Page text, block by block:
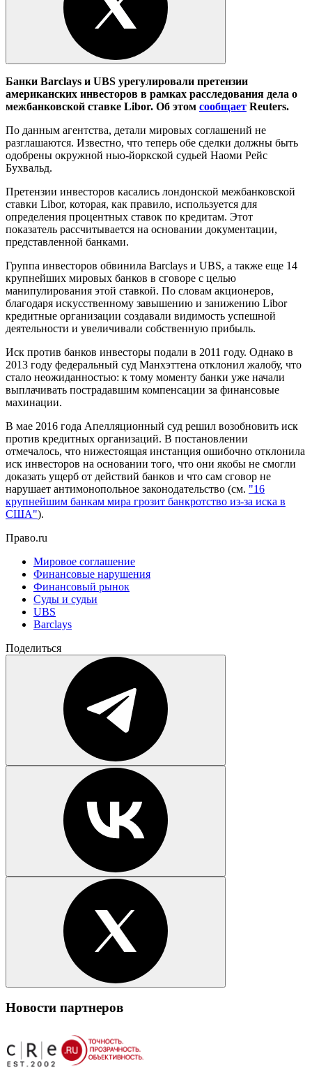
Банки Barclays и UBS урегулировали претензии
американских инвесторов в рамках расследования дела о
межбанковской ставке Libor. Об этом сообщает Reuters.
По данным агентства, детали мировых соглашений не
разглашаются. Известно, что теперь обе сделки должны быть
одобрены окружной нью-йоркской судьей Наоми Рейс
Бухвальд.
Претензии инвесторов касались лондонской межбанковской
ставки Libor, которая, как правило, используется для
определения процентных ставок по кредитам. Этот
показатель рассчитывается на основании документации,
представленной банками.
Группа инвесторов обвинила Barclays и UBS, а также еще 14
крупнейших мировых банков в сговоре с целью
манипулирования этой ставкой. По словам акционеров,
благодаря искусственному завышению и занижению Libor
кредитные организации создавали видимость успешной
деятельности и увеличивали собственную прибыль.
Иск против банков инвесторы подали в 2011 году. Однако в
2013 году федеральный суд Манхэттена отклонил жалобу, что
стало неожиданностью: к тому моменту банки уже начали
выплачивать пострадавшим компенсации за финансовые
махинации.
В мае 2016 года Апелляционный суд решил возобновить иск
против кредитных организаций. В постановлении
отмечалось, что нижестоящая инстанция ошибочно отклонила
иск инвесторов на основании того, что они якобы не смогли
доказать ущерб от действий банков и что сам сговор не
нарушает антимонопольное законодательство (см. "16
крупнейшим банкам мира грозит банкротство из-за иска в
США").
Право.ru
Мировое соглашение
Финансовые нарушения
Финансовый рынок
Суды и судьи
UBS
Barclays
Поделиться
Новости партнеров